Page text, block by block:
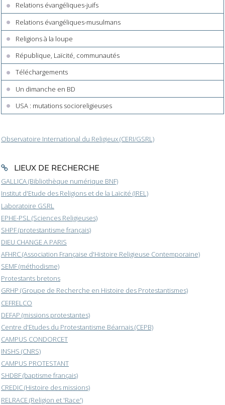
Relations évangéliques-juifs
Relations évangéliques-musulmans
Religions à la loupe
République, Laïcité, communautés
Téléchargements
Un dimanche en BD
USA : mutations socioreligieuses
Observatoire International du Religieux (CERI/GSRL)
LIEUX DE RECHERCHE
GALLICA (Bibliothèque numérique BNF)
Institut d'Etude des Religions et de la Laïcité (IREL)
Laboratoire GSRL
EPHE-PSL (Sciences Religieuses)
SHPF (protestantisme français)
DIEU CHANGE A PARIS
AFHRC (Association Française d'Histoire Religieuse Contemporaine)
SEMF (méthodisme)
Protestants bretons
GRHP (Groupe de Recherche en Histoire des Protestantismes)
CEFRELCO
DEFAP (missions protestantes)
Centre d'Etudes du Protestantisme Béarnais (CEPB)
CAMPUS CONDORCET
INSHS (CNRS)
CAMPUS PROTESTANT
SHDBF (baptisme français)
CREDIC (Histoire des missions)
RELRACE (Religion et 'Race')